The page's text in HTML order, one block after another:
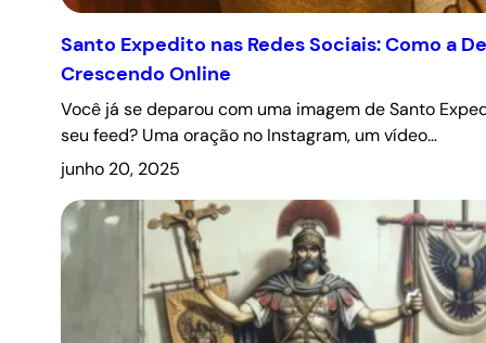
Santo Expedito nas Redes Sociais: Como a
Crescendo Online
Você já se deparou com uma imagem de Santo
seu feed? Uma oração no Instagram, um vídeo…
junho 20, 2025